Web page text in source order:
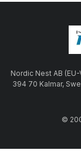
Nordic Nest AB
394 70 Kalmar,
©